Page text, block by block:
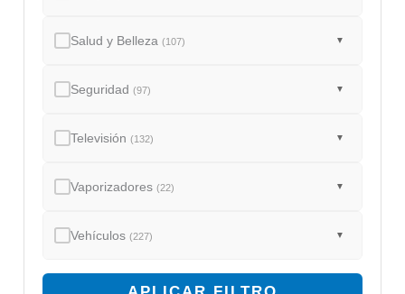
Salud y Belleza(107) ▼
Seguridad(97) ▼
Televisión(132) ▼
Vaporizadores(22) ▼
Vehículos(227) ▼